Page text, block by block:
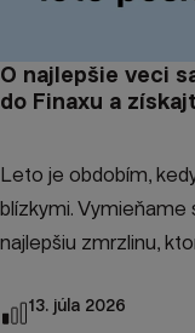
O najlepšie veci
do Finaxu a
Leto je obdobím,
blízkymi. Vymieňame
najlepšiu zmrzlinu,
13. júla 2026